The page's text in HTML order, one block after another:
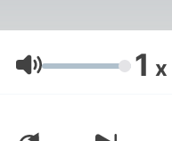
音量 1 x